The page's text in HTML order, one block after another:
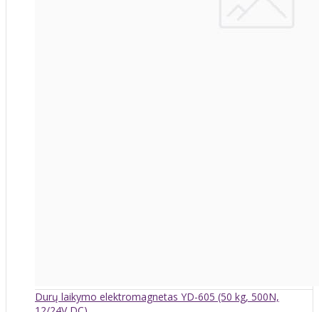
Durų laikymo elektromagnetas YD-605 (50 kg, 500N,